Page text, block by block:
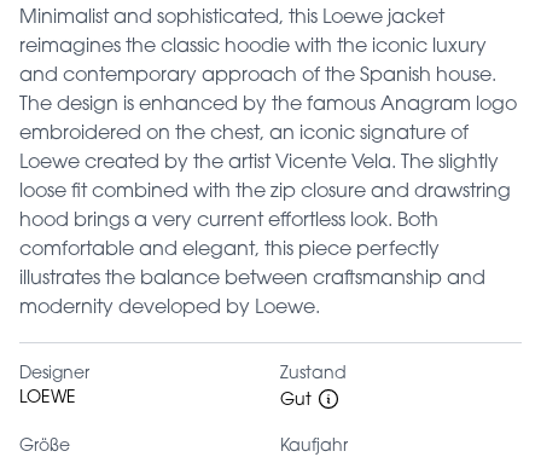
Minimalist and sophisticated, this Loewe jacket
reimagines the classic hoodie with the iconic luxury
and contemporary approach of the Spanish house.
The design is enhanced by the famous Anagram logo
embroidered on the chest, an iconic signature of
Loewe created by the artist Vicente Vela. The slightly
loose fit combined with the zip closure and drawstring
hood brings a very current effortless look. Both
comfortable and elegant, this piece perfectly
illustrates the balance between craftsmanship and
modernity developed by Loewe.
Designer
LOEWE
Zustand
Gut
Größe
Kaufjahr